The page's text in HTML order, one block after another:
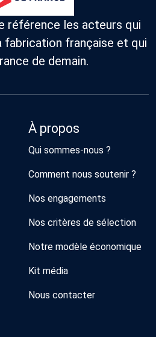
référence les acteurs qui
fabrication française et qui
de demain.
À propos
Qui sommes-nous ?
Comment nous soutenir ?
Nos engagements
Nos critères de sélection
Notre modèle économique
Kit média
Nous contacter